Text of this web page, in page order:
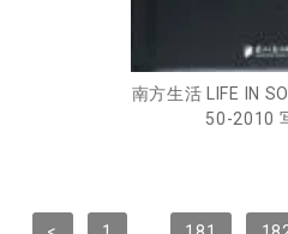
南方生活 LIFE IN
50-2010